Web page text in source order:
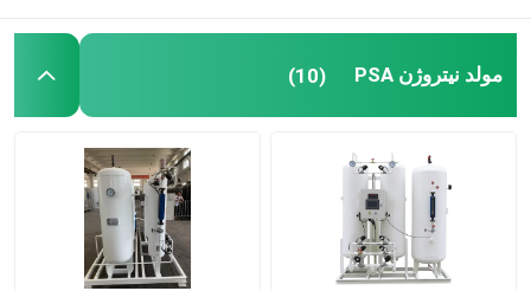
مخزن نیتروژن مایع
مولد نیتروژن PSA (10)